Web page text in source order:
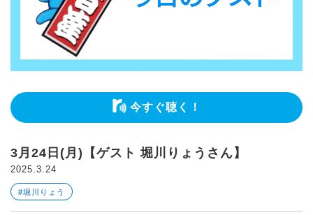
今すぐ聴く！
3月24日(月)【ゲスト 堀川りょうさん】
2025.3.24
#堀川りょう